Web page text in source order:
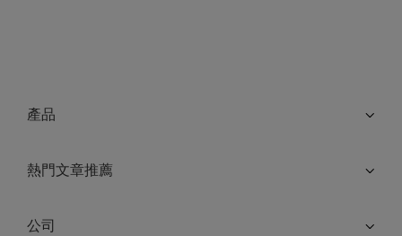
產品
熱門文章推薦
公司